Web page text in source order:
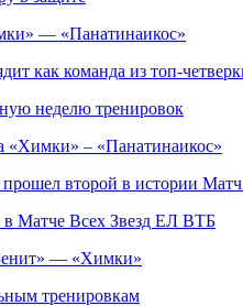
— «Панатинаикос»
как команда из топ-
неделю тренировок
«Химки» – «Панатинаикос»
прошел второй в истории
в Матче Всех Звезд ЕЛ ВТБ
— «Химки»
тренировкам